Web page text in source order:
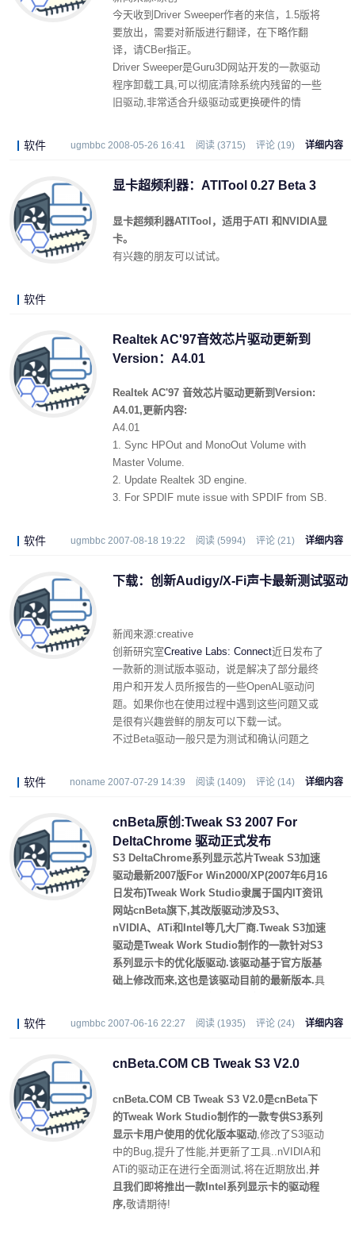
今天收到Driver Sweeper作者的来信，1.5版将
要放出，需要对新版进行翻译，在下略作翻
译，请CBer指正。
Driver Sweeper是Guru3D网站开发的一款驱动
程序卸载工具,可以彻底清除系统内残留的一些
旧驱动,非常适合升级驱动或更换硬件的情
卡,ATI显卡,NVIDIA显卡,NVIDIA芯片组,创新声
完全免费.
软件 ugmbbc 2008-05-26 16:41 阅读 (3715) 评论 (19) 详细内容
显卡超频利器：ATITool 0.27 Beta 3
显卡超频利器ATITool，适用于ATI 和NVIDIA显
卡。
有兴趣的朋友可以试试。
软件
Realtek AC'97音效芯片驱动更新到
Version：A4.01
Realtek AC'97 音效芯片驱动更新到Version:
A4.01,更新内容:
A4.01
1. Sync HPOut and MonoOut Volume with
Master Volume.
2. Update Realtek 3D engine.
3. For SPDIF mute issue with SPDIF from SB.
5. For DTM Testing Surprise Remove Hang up
软件 ugmbbc 2007-08-18 19:22 阅读 (5994) 评论 (21) 详细内容
下载：创新Audigy/X-Fi声卡最新测试驱动
新闻来源:creative
创新研究室Creative Labs: Connect近日发布了
一款新的测试版本驱动，说是解决了部分最终
用户和开发人员所报告的一些OpenAL驱动问
题。如果你也在使用过程中遇到这些问题又或
是很有兴趣尝鲜的朋友可以下载一试。
不过Beta驱动一般只是为测试和确认问题之
方也建议在安装驱动之前注意备份数据。如果
版本。
软件 noname 2007-07-29 14:39 阅读 (1409) 评论 (14) 详细内容
cnBeta原创:Tweak S3 2007 For
DeltaChrome 驱动正式发布
S3 DeltaChrome系列显示芯片Tweak S3加速
驱动最新2007版For Win2000/XP(2007年6月16
日发布)Tweak Work Studio隶属于国内IT资讯
网站cnBeta旗下,其改版驱动涉及S3、
nVIDIA、ATi和Intel等几大厂商.Tweak S3加速
驱动是Tweak Work Studio制作的一款针对S3
系列显示卡的优化版驱动.该驱动基于官方版基
础上修改而来,这也是该驱动目前的最新版本.具
文件.具体更新如下:
软件 ugmbbc 2007-06-16 22:27 阅读 (1935) 评论 (24) 详细内容
cnBeta.COM CB Tweak S3 V2.0
cnBeta.COM CB Tweak S3 V2.0是cnBeta下
的Tweak Work Studio制作的一款专供S3系列
显示卡用户使用的优化版本驱动,修改了S3驱动
中的Bug,提升了性能,并更新了工具..nVIDIA和
ATi的驱动正在进行全面测试,将在近期放出,并
且我们即将推出一款Intel系列显示卡的驱动程
序,敬请期待!